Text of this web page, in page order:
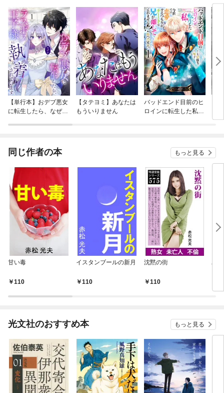
【単行本】おデブ悪女
に転生したら、なぜか
【タテヨミ】あなたは
もういりません
バッドエンド目前のヒ
ロインに転生した私、
同じ作者の本 もっと見る
甘い毒
110
イスタンブールの新月
110
沈黙の街
110
バ
光文社のおすすめ本 もっと見る